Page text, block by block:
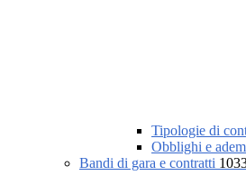
Tipologie di
Obblighi e
Bandi di gara e contratti